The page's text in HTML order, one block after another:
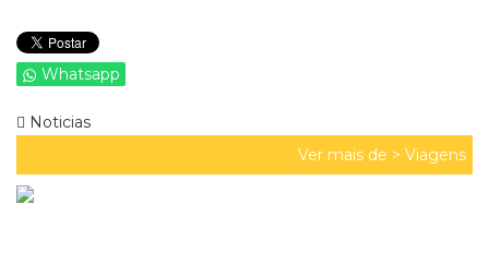
Whatsapp
Noticias
Ver mais de > Viagens